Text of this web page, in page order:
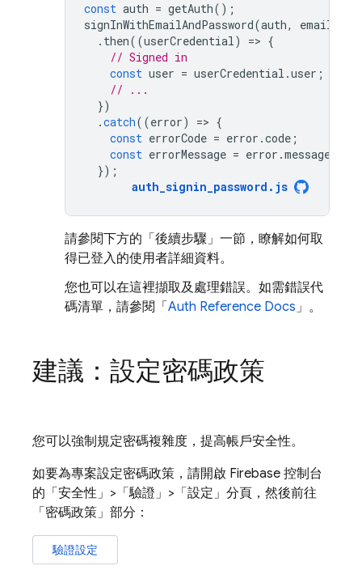
const auth = getAuth();
signInWithEmailAndPassword(auth, email
. then((userCredential) => {
// Signed in
const user = userCredential .user ;
// ...
})
.catch((error) => {
const errorCode = error .code ;
const errorMessage = error .message
});
auth_signin_password . js
請參閱下方的「後續步驟」一節，瞭解如何取
得已登入的使用者詳細資料。
您也可以在這裡擷取及處理錯誤。如需錯誤代
碼清單，請參閱「 Auth Reference Docs」。
建議：設定密碼政策
您可以強制規定密碼複雜度，提高帳戶安全性。
如要為專案設定密碼政策，請開啟 Firebase 控制台
的「安全性」>「驗證」>「設定」分頁，然後前往
「密碼政策」 部分：
驗證設定